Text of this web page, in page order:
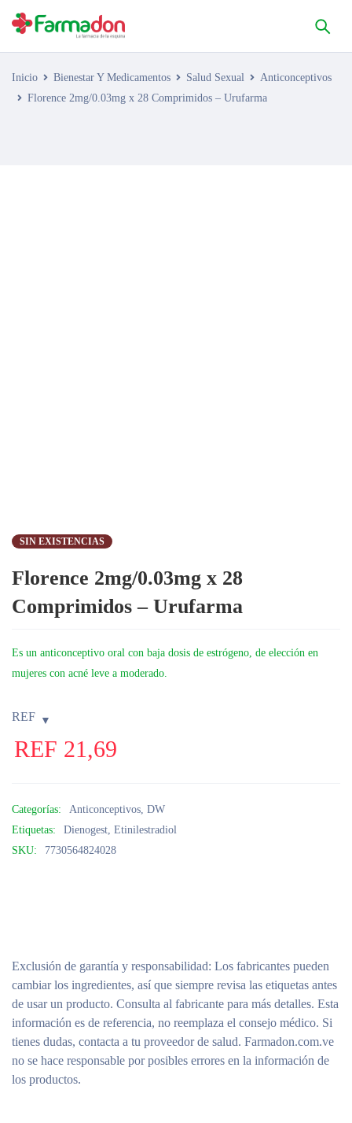
Inicio Bienestar Y Medicamentos Salud Sexual
Anticonceptivos
Florence 2mg/0.03mg x 28 Comprimidos – Urufarma
SIN EXISTENCIAS
Florence 2mg/0.03mg x 28
Comprimidos – Urufarma
Es un anticonceptivo oral con baja dosis de estrógeno, de elección en
mujeres con acné leve a moderado.
REF
REF 21,69
Categorías: Anticonceptivos, DW
Etiquetas:
Dienogest, Etinilestradiol
SKU:
7730564824028
Exclusión de garantía y responsabilidad: Los fabricantes pueden
cambiar los ingredientes, así que siempre revisa las etiquetas antes
de usar un producto. Consulta al fabricante para más detalles. Esta
información es de referencia, no reemplaza el consejo médico. Si
tienes dudas, contacta a tu proveedor de salud. Farmadon.com.ve
no se hace responsable por posibles errores en la información de
los productos.